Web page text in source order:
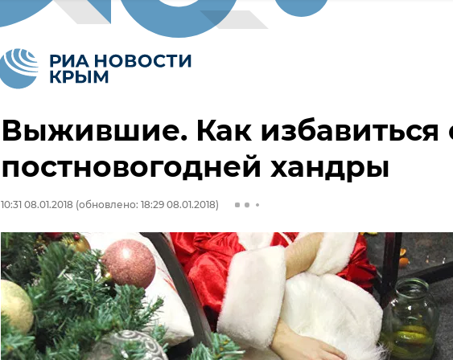
Выжившие. Как избавиться
постновогодней хандры
10:31 08.01.2018 (обновлено: 18:29 08.01.2018)